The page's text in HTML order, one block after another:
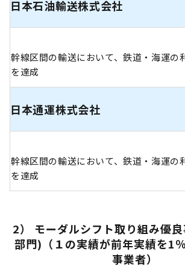
日本石油輸送株式会社
幹線区間の輸送において、鉄道・海運の
を達成
日本通運株式会社
幹線区間の輸送において、鉄道・海運の
を達成
2） モーダルシフト取り組み優
部門)（１の実績が前年実績を1
事業者）